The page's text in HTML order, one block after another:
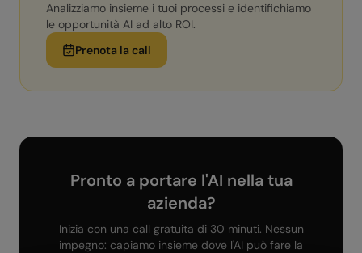
Analizziamo insieme i tuoi processi e identifichiamo
le opportunità AI ad alto ROI.
Prenota la call
Pronto a portare l'AI nella tua
azienda?
Inizia con una call gratuita di 30 minuti. Nessun
impegno: capiamo insieme dove l'AI può fare la